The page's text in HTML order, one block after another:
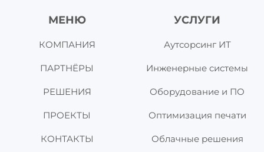
МЕНЮ
КОМПАНИЯ
ПАРТНЁРЫ
РЕШЕНИЯ
ПРОЕКТЫ
КОНТАКТЫ
УСЛУГИ
Аутсорсинг ИТ
Инженерные системы
Оборудование и ПО
Оптимизация печати
Облачные решения